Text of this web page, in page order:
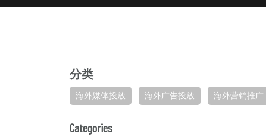
分类
海外媒体投放 海外广告投放 海外营销推广
Categories